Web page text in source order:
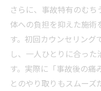
さらに、事故特有のむ
体への負担を抑えた施術
す。初回カウンセリング
し、一人ひとりに合っ
す。実際に「事故後の痛
とのやり取りもスムー